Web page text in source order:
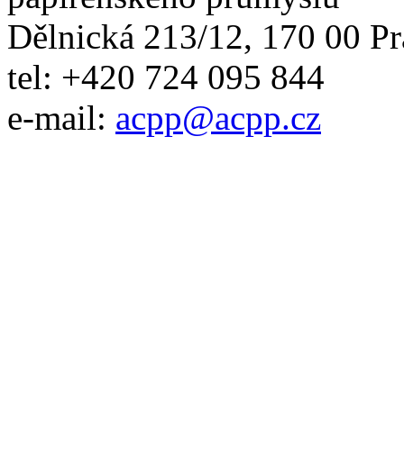
Dělnická 213/12, 170 00
tel: +420 724 095 844
e-mail: acpp@acpp.cz